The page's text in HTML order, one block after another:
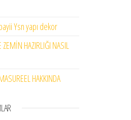
Ysn yapı dekor
HAZIRLIĞI NASIL
HAKKINDA